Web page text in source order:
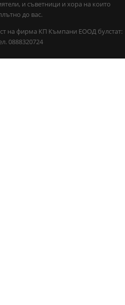
и съветници и хора на които
до вас.
на фирма КП Къмпани ЕООД булстат:
0888320724